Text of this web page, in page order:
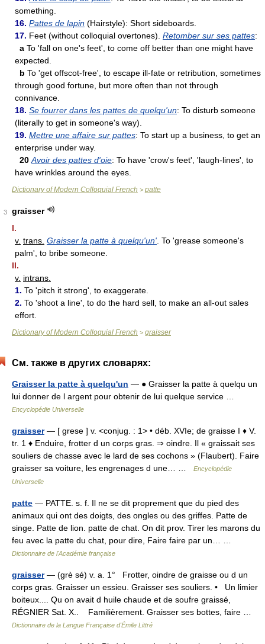
something.
16. Pattes de lapin (Hairstyle): Short sideboards.
17. Feet (without colloquial overtones). Retomber sur ses pattes:
a To 'fall on one's feet', to come off better than one might have
expected.
b To 'get offscot-free', to escape ill-fate or retribution, sometimes
through good fortune, but more often than not through
connivance.
18. Se fourrer dans les pattes de quelqu'un: To disturb someone
(literally to get in someone's way).
19. Mettre une affaire sur pattes: To start up a business, to get an
enterprise under way.
20 Avoir des pattes d'oie: To have 'crow's feet', 'laugh-lines', to
have wrinkles around the eyes.
Dictionary of Modern Colloquial French > patte
3
graisser
I.
v. trans. Graisser la patte à quelqu'un' . To 'grease someone's
palm', to bribe someone.
II.
v. intrans.
1. To 'pitch it strong', to exaggerate.
2. To 'shoot a line', to do the hard sell, to make an all-out sales
effort.
Dictionary of Modern Colloquial French > graisser
См. также в других словарях:
Graisser la patte à quelqu'un — ● Graisser la patte à quelqu un
lui donner de l argent pour obtenir de lui quelque service …
Encyclopédie Universelle
graisser— [ grese ] v. <conjug. : 1> • déb. XVIe; de graisse I ♦ V.
tr. 1 ♦ Enduire, frotter d un corps gras. ⇒ oindre. Il « graissait ses
souliers de chasse avec le lard de ses cochons » (Flaubert). Faire
graisser sa voiture, les engrenages d une… …
Encyclopédie
Universelle
patte — PATTE. s. f. Il ne se dit proprement que du pied des
animaux qui ont des doigts, des ongles ou des griffes. Patte de
singe. Patte de lion. patte de chat. On dit prov. Tirer les marons du
feu avec la patte du chat, pour dire, Faire faire par un… …
Dictionnaire de l'Académie française
graisser— (grè sé) v. a. 1° Frotter, oindre de graisse ou d un
corps gras. Graisser un essieu. Graisser ses souliers. • Un limier
boiteux.... Qu on avait d huile chaude et de soufre graissé,
RÉGNIER Sat. X.. Familièrement. Graisser ses bottes, faire …
Dictionnaire de la Langue Française d'Émile Littré